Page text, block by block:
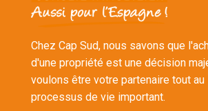
Chez Cap Sud, nous savons que
d'une propriété est une décision
voulons être votre partenaire tout au
processus de vie important.